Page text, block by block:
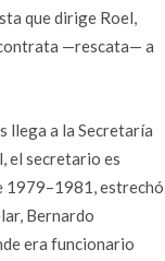
que dirige Roel,
contrata —rescata— a
llega a la Secretaría
el secretario es
1979–1981, estrechó
Bernardo
era funcionario